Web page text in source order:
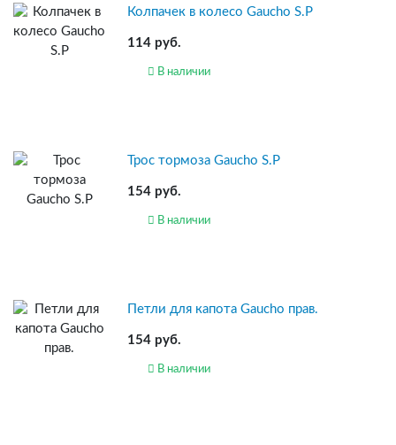
Колпачек в колесо Gaucho S.P
114 руб.
В наличии
Трос тормоза Gaucho S.P
154 руб.
В наличии
Петли для капота Gaucho прав.
154 руб.
В наличии